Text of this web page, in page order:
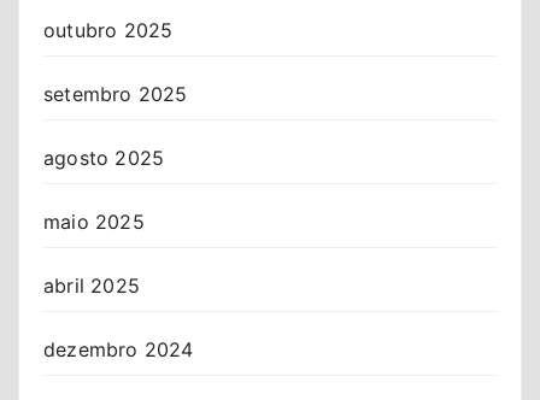
outubro 2025
setembro 2025
agosto 2025
maio 2025
abril 2025
dezembro 2024